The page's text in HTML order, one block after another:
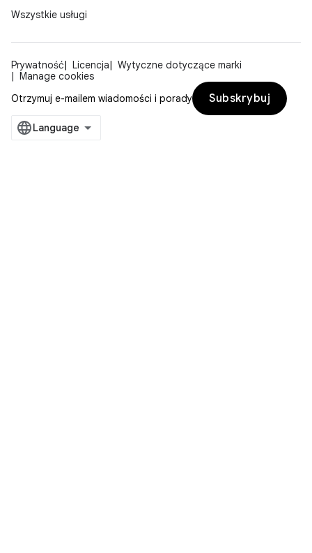
Wszystkie usługi
Prywatność Licencja
Wytyczne dotyczące marki
Manage cookies
Otrzymuj e-mailem wiadomości i porady
Subskrybuj